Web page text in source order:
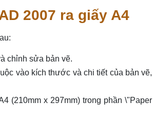
2007 ra giấy A4
chỉnh sửa bản vẽ.
vào kích thước và chi tiết của bản vẽ,
(210mm x 297mm) trong phần \"Paper